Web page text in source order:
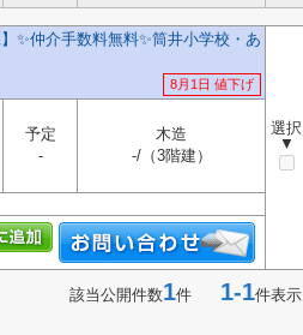
✨️仲介手数料無料✨️筒井小学校・あ
8月1日 値下げ
選択
▼
予定
-
木造
-/（3階建）
該当公開件数1件 1-1件表示